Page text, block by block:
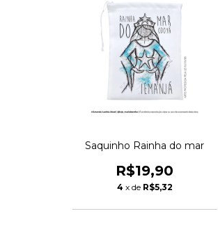
Saquinho Rainha do mar
R$19,90
4 x de R$5,32